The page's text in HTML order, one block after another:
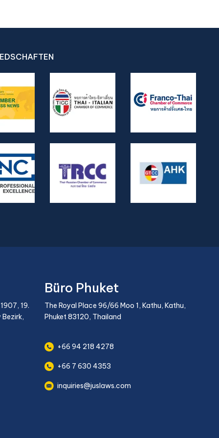
4104/2564, Kindesunterhalt von Amts
3494/2547, Ehegattenunterhalt gemäß
§ 1461 Absatz 2 aus Dika 272/2561, dem
Zeitpunkt des Inkrafttretens der
Unterhaltszahlung aus Dika 4532/2556
sowie der Schwere der Beleidigung aus
Ehepartner umfassen sexuelle Nötigung,
körperliche Gewalt, verbale Gewalt,
Verweigerung des Unterhalts, Vertreibung
aus der ehelichen Wohnung, eine
Liebesbeziehung mit einer anderen
Person, einen offen geführten getrennten
Vermögensschutz sowie den
19.
Büro Phuket
The Royal Place 96/66 Moo 1, Kathu, Kathu,
Phuket 83120, Thailand
+66 94 218 4278
+66 7 630 4353
inquiries@juslaws.com